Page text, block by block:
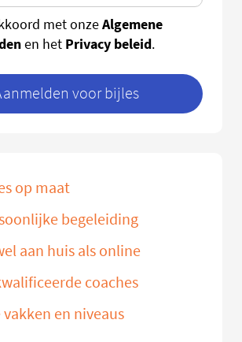
met onzeAlgemene
en het Privacy beleid.
voor bijles
op maat
begeleiding
aan huis als online
coaches
vakken en niveaus